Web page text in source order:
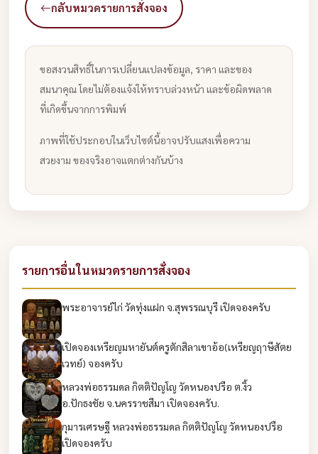
กลับหมวดรายการสั่งจอง
ขอสงวนสิทธิ์ในการเปลี่ยนแปลงข้อมูล, ราคา และของ
สมนาคุณ โดยไม่ต้องแจ้งให้ทราบล่วงหน้า และข้อผิดพลาด
ที่เกิดขึ้นจากการพิมพ์
ภาพที่ใช้ประกอบในเว็บไซต์นี้อาจปรับแสงเพื่อความ
สวยงาม ของจริงอาจแตกต่างกันบ้าง
รายการอื่นในหมวดรายการสั่งจอง
พระอาจารย์ไก่ วัดทุ่งแฝก จ.สุพรรณบุรี เปิดจองครับ
เปิดจองเหรียญมหายันต์ครูตักสิลาเขาอ้อ(เหรียญฤาษีสัตย
เวทย์) จองครับ
หลวงพ่อธรรมดล กิตติปัญโญ วัดหนองปรือ ต.งิ้ว
อ.ปักธงชัย จ.นครราชสีมา เปิดจองครับ.
กุมารเศรษฐี หลวงพ่อธรรมดล กิตติปัญโญ วัดหนองปรือ
เปิดจองครับ